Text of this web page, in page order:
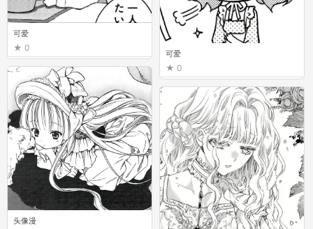
头像漫
可爱
0
可爱
0